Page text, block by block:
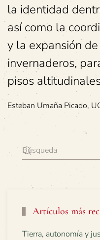
la identidad
así como la
y la expansión
invernaderos,
pisos
Esteban Umaña Picado,
Artículos más
Tierra, autonomía y